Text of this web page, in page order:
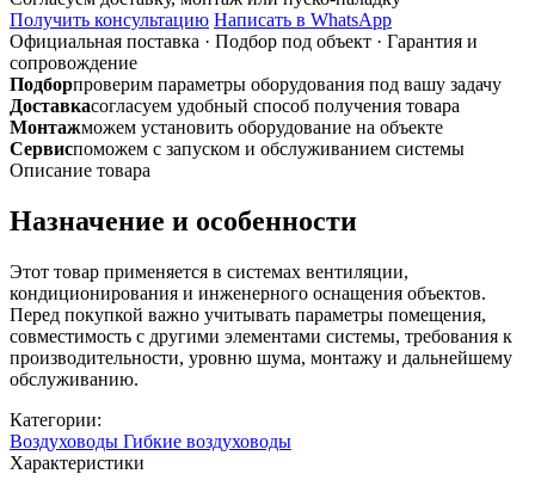
Гибкий
звукопоглощающий
воздуховод
алюминиевый
Получить консультацию Написать в WhatsApp
Официальная поставка · Подбор под объект · Гарантия и
сопровождение
Подборпроверим параметры оборудования под вашу задачу
Доставкасогласуем удобный способ получения товара
Монтажможем установить оборудование на объекте
Сервиспоможем с запуском и обслуживанием системы
Описание товара
Назначение и особенности
Этот товар применяется в системах вентиляции,
кондиционирования и инженерного оснащения объектов.
Перед покупкой важно учитывать параметры помещения,
совместимость с другими элементами системы, требования к
производительности, уровню шума, монтажу и дальнейшему
обслуживанию.
Категории:
Воздуховоды Гибкие воздуховоды
Характеристики